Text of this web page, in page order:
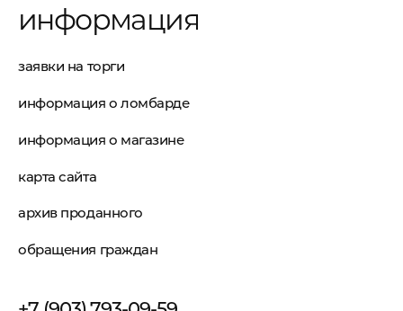
информация
заявки на торги
информация о ломбарде
информация о магазине
карта сайта
архив проданного
обращения граждан